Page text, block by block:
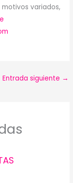
variados,
Entrada siguiente →